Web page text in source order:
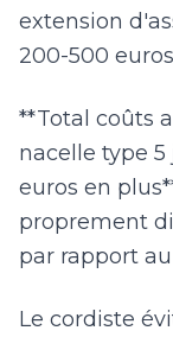
extension
200-500
**Total coûts
nacelle type 5
euros en
proprement
par rapport
Le cordiste